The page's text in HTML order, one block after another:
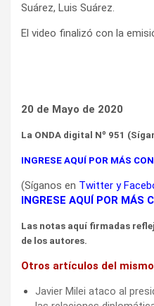
Suárez, Luis Suárez.
El video finalizó con la
20 de Mayo de 2020
La ONDA digital Nº 951
INGRESE AQUÍ POR MÁS
(Síganos en Twitter y
INGRESE AQUÍ POR MÁS
Las notas aquí firmadas
de los autores.
Otros artículos del
Javier Milei ataco al